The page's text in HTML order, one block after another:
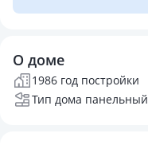
О доме
1986 год постройки
Тип дома панельный